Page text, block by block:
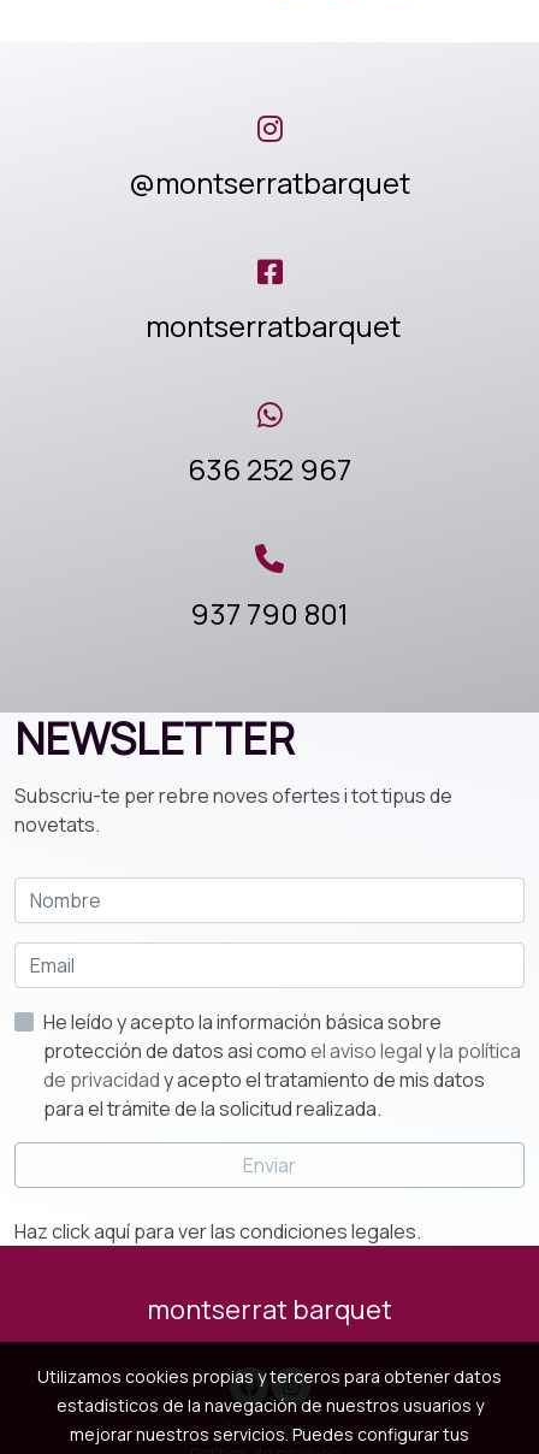
@montserratbarquet
montserratbarquet
636 252 967
937 790 801
NEWSLETTER
Subscriu-te per rebre noves ofertes i tot tipus de
novetats.
He leído y acepto la información básica sobre
protección de datos asi comoel aviso legalyla política
de privacidady acepto el tratamiento de mis datos
para el trámite de la solicitud realizada.
Enviar
Haz click aquí para ver las condiciones legales.
montserrat barquet
Aviso legal
Utilizamos cookies propias y terceros para obtener datos
estadísticos de la navegación de nuestros usuarios y
mejorar nuestros servicios. Puedes configurar tus